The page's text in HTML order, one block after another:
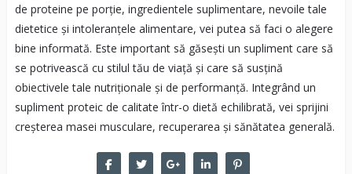
de proteine pe porție, ingredientele suplimentare, nevoile tale
dietetice și intoleranțele alimentare, vei putea să faci o alegere
bine informată. Este important să găsești un supliment care să
se potrivească cu stilul tău de viață și care să susțină
obiectivele tale nutriționale și de performanță. Integrând un
supliment proteic de calitate într-o dietă echilibrată, vei sprijini
creșterea masei musculare, recuperarea și sănătatea generală.